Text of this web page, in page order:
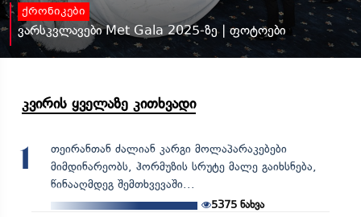
ქრონიკები
ვარსკვლავები Met Gala 2025-ზე | ფოტოები
კვირის ყველაზე კითხვადი
1
თეირანთან ძალიან კარგი მოლაპარაკებები
მიმდინარეობს, ჰორმუზის სრუტე მალე გაიხსნება,
წინააღმდეგ შემთხვევაში...
5375 ნახვა